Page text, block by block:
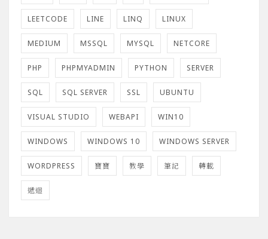
LEETCODE LINE LINQ LINUX
MEDIUM MSSQL MYSQL NETCORE
PHP PHPMYADMIN PYTHON SERVER
SQL SQL SERVER SSL UBUNTU
VISUAL STUDIO WEBAPI WIN10
WINDOWS WINDOWS 10 WINDOWS SERVER
WORDPRESS 寶寶 教學 筆記 轉載
遞迴